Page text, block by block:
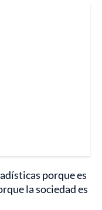
porque es
la sociedad es